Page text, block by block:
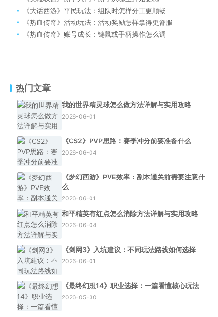
《大话西游》平民玩法：组队时怎样分工更顺畅
《热血传奇》活动玩法：活动奖励怎样拿得更舒服
《热血传奇》账号成长：键鼠或手柄操作怎么调
热门文章
我的世界精灵球怎么做方法详解与实用攻略
2026-06-01
《CS2》PVP思路：赛季冲分前要准备什么
2026-06-04
《梦幻西游》PVE效率：副本通关前需要注意什
么
2026-06-01
和平精英有红点怎么消除方法详解与实用攻略
2026-06-04
《剑网3》入坑建议：不同玩法路线如何选择
2026-06-01
《最终幻想14》职业选择：一篇看懂核心玩法
2026-05-30